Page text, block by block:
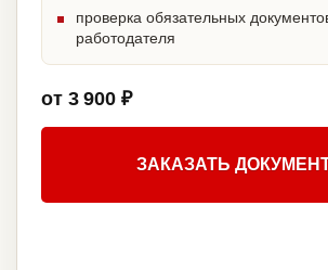
проверка обязательных
работодателя
от 3 900 ₽
ЗАКАЗАТЬ